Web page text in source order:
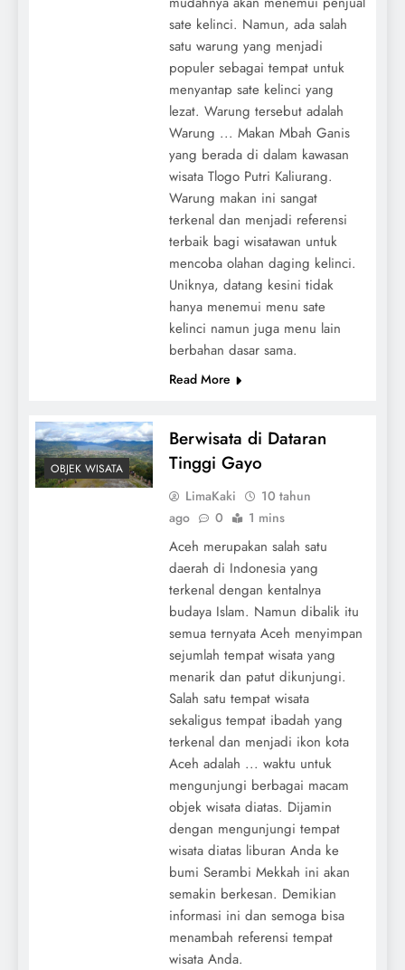
sate kelinci. Namun, ada salah
satu warung yang menjadi
populer sebagai tempat untuk
menyantap sate kelinci yang
lezat. Warung tersebut adalah
Warung ... Makan Mbah Ganis
yang berada di dalam kawasan
wisata Tlogo Putri Kaliurang.
Warung makan ini sangat
terkenal dan menjadi referensi
terbaik bagi wisatawan untuk
mencoba olahan daging kelinci.
Uniknya, datang kesini tidak
hanya menemui menu sate
kelinci namun juga menu lain
berbahan dasar sama.
Read More
OBJEK WISATA
Berwisata di Dataran
Tinggi Gayo
LimaKaki
10 tahun
ago
0 1 mins
Aceh merupakan salah satu
daerah di Indonesia yang
terkenal dengan kentalnya
budaya Islam. Namun dibalik itu
semua ternyata Aceh menyimpan
sejumlah tempat wisata yang
menarik dan patut dikunjungi.
Salah satu tempat wisata
sekaligus tempat ibadah yang
terkenal dan menjadi ikon kota
Aceh adalah ... waktu untuk
mengunjungi berbagai macam
objek wisata diatas. Dijamin
dengan mengunjungi tempat
wisata diatas liburan Anda ke
bumi Serambi Mekkah ini akan
semakin berkesan. Demikian
informasi ini dan semoga bisa
menambah referensi tempat
wisata Anda.